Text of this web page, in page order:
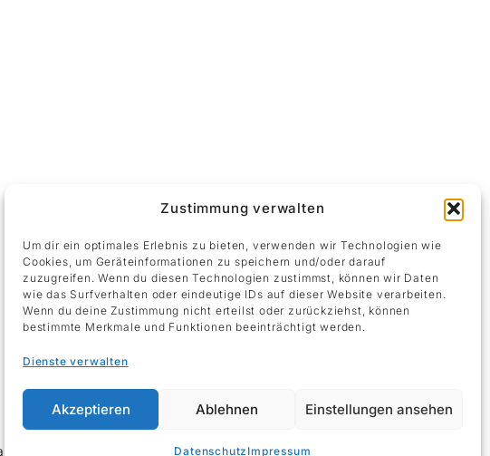
Zustimmung verwalten
Um dir ein optimales Erlebnis zu bieten, verwenden wir Technologien wie
Cookies, um Geräteinformationen zu speichern und/oder darauf
zuzugreifen. Wenn du diesen Technologien zustimmst, können wir Daten
wie das Surfverhalten oder eindeutige IDs auf dieser Website verarbeiten.
Wenn du deine Zustimmung nicht erteilst oder zurückziehst, können
bestimmte Merkmale und Funktionen beeinträchtigt werden.
Dienste verwalten
Akzeptieren Ablehnen Einstellungen ansehen
Datenschutz Impressum